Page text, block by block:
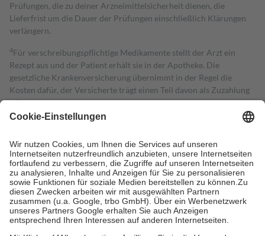
Prüfungen, die zu deiner Arzneimittelsicherheit dienen, die
Lieferfrist um die Dauer der Prüfungen einschließlich Klärungen
verlängern.
4Für verschreibungspflichtige Medikamente stellt der Arzt ein
Rezept aus und der Patient erhält sie in der Apotheke. Die
gesetzliche Krankenversicherung übernimmt in der Regel die
Kosten dafür, der Versicherte trägt einen Teil davon als Zuzahlung
mit.
Grundsätzlich leisten Mitglieder Zuzahlungen in Höhe von zehn
höchstens zehn Euro.
Es sind jedoch nie mehr als die tatsächlichen
Kosten der Leistung zu entrichten.
Diese Regeln gelten grundsätzlich auch für Online-Apotheken.
Bei Heilmitteln und häuslicher Krankenpflege beträgt die
Zuzahlung zehn Prozent der Kosten sowie zehn Euro je
Verordnung.
Um das Engagement der Versicherten für ihre eigene Gesundheit zu
stärken und die besondere Stellung der Familie zu unterstützen,